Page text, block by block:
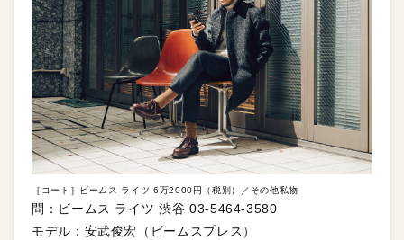
［コート］ビームス ライツ 6万2000円（税別）／その他私物
問：ビームス ライツ 渋谷 03-5464-3580
モデル：安武俊宏（ビームスプレス）